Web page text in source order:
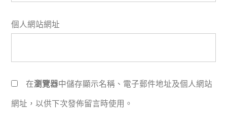
個人網站網址
在瀏覽器中儲存顯示名稱、電子郵件地址及個人網站
網址，以供下次發佈留言時使用。